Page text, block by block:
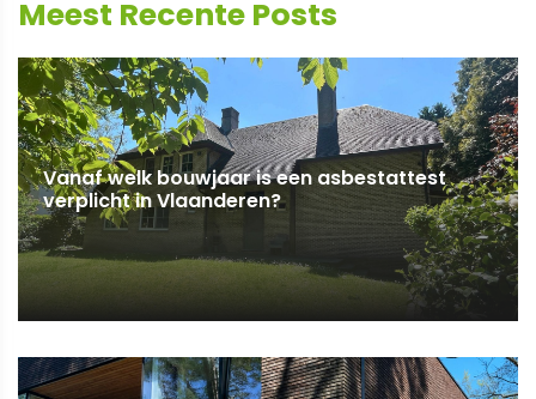
Meest Recente Posts
Vanaf welk bouwjaar is een asbestattest
verplicht in Vlaanderen?